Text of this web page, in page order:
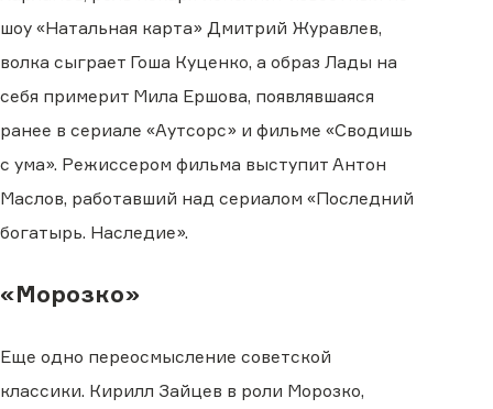
шоу «Натальная карта» Дмитрий Журавлев,
волка сыграет Гоша Куценко, а образ Лады на
себя примерит Мила Ершова, появлявшаяся
ранее в сериале «Аутсорс» и фильме «Сводишь
с ума». Режиссером фильма выступит Антон
Маслов, работавший над сериалом «Последний
богатырь. Наследие».
«Морозко»
Еще одно переосмысление советской
классики. Кирилл Зайцев в роли Морозко,